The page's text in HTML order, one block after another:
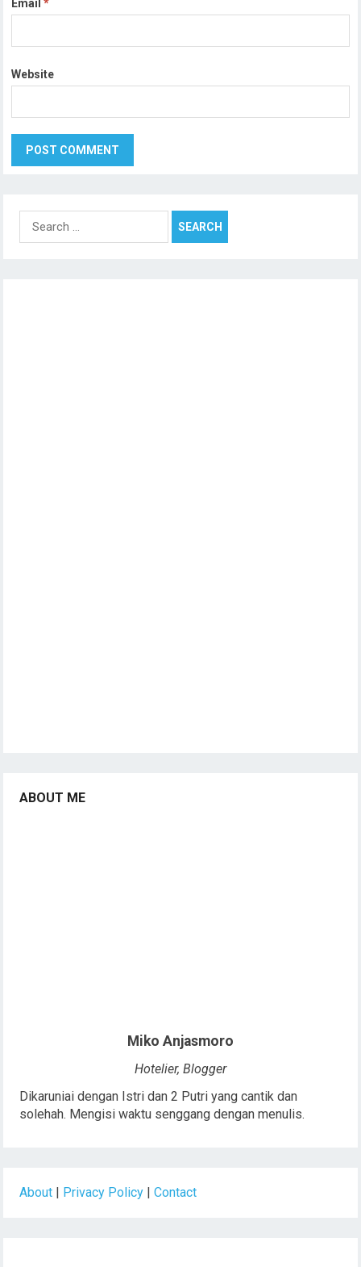
Email*
Website
Search
for:
ABOUT ME
Miko Anjasmoro
Hotelier, Blogger
Dikaruniai dengan Istri dan 2 Putri yang cantik dan
solehah. Mengisi waktu senggang dengan menulis.
About | Privacy Policy |Contact